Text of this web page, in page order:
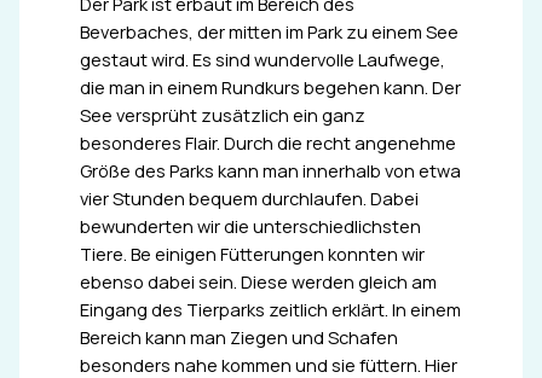
Beverbaches, der mitten im Park zu einem See
gestaut wird. Es sind wundervolle Laufwege,
die man in einem Rundkurs begehen kann. Der
See versprüht zusätzlich ein ganz
besonderes Flair. Durch die recht angenehme
Größe des Parks kann man innerhalb von etwa
vier Stunden bequem durchlaufen. Dabei
bewunderten wir die unterschiedlichsten
Tiere. Be einigen Fütterungen konnten wir
ebenso dabei sein. Diese werden gleich am
Eingang des Tierparks zeitlich erklärt. In einem
Bereich kann man Ziegen und Schafen
besonders nahe kommen und sie füttern. Hier